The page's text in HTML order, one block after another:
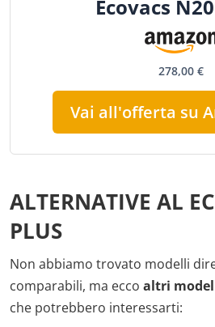
Ecovacs
278,00 €
Vai all'offerta su
ALTERNATIVE AL
PLUS
Non abbiamo trovato modelli
comparabili, ma ecco altri
che potrebbero interessarti: